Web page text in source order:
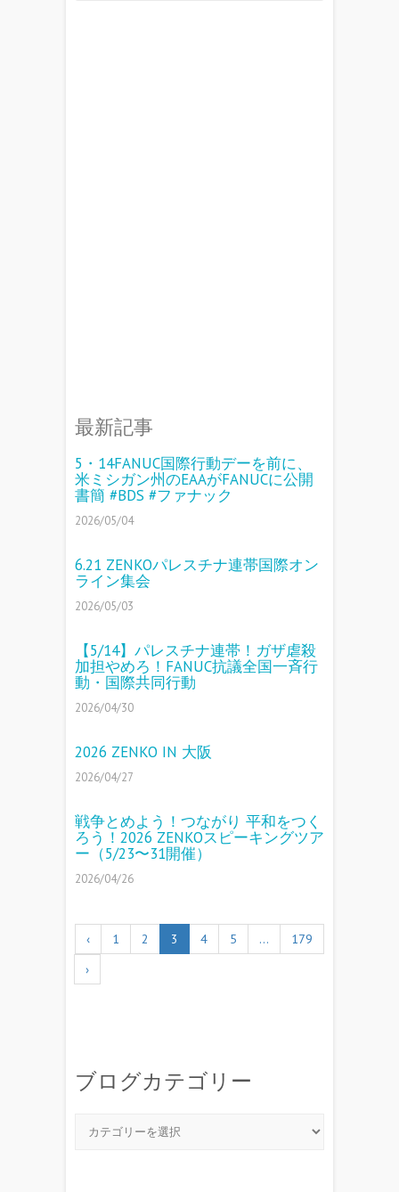
最新記事
5・14FANUC国際行動デーを前に、
米ミシガン州のEAAがFANUCに公開
書簡 #BDS #ファナック
2026/05/04
6.21 ZENKOパレスチナ連帯国際オン
ライン集会
2026/05/03
【5/14】パレスチナ連帯！ガザ虐殺
加担やめろ！FANUC抗議全国一斉行
動・国際共同行動
2026/04/30
2026 ZENKO IN 大阪
2026/04/27
戦争とめよう！つながり 平和をつく
ろう！2026 ZENKOスピーキングツア
ー（5/23〜31開催）
2026/04/26
‹ 1 2 3 4 5 …
179
›
ブログカテゴリー